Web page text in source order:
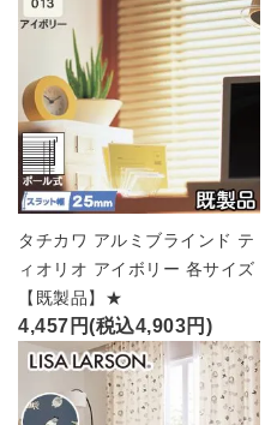
タチカワ アルミブラインド テ
ィオリオ アイボリー 各サイズ
【既製品】★
4,457円(税込4,903円)